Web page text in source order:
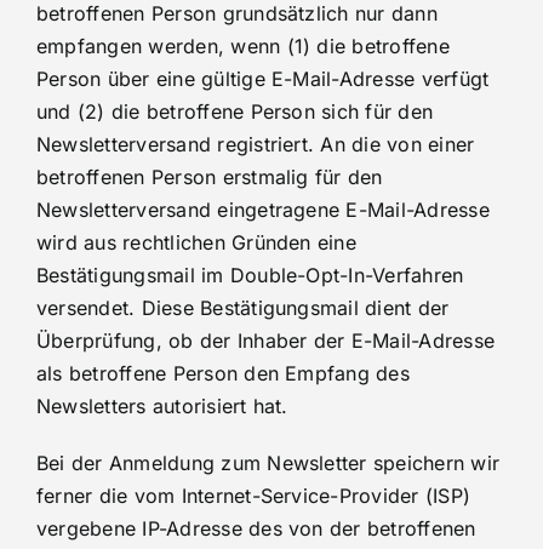
betroffenen Person grundsätzlich nur dann
empfangen werden, wenn (1) die betroffene
Person über eine gültige E-Mail-Adresse verfügt
und (2) die betroffene Person sich für den
Newsletterversand registriert. An die von einer
betroffenen Person erstmalig für den
Newsletterversand eingetragene E-Mail-Adresse
wird aus rechtlichen Gründen eine
Bestätigungsmail im Double-Opt-In-Verfahren
versendet. Diese Bestätigungsmail dient der
Überprüfung, ob der Inhaber der E-Mail-Adresse
als betroffene Person den Empfang des
Newsletters autorisiert hat.
Bei der Anmeldung zum Newsletter speichern wir
ferner die vom Internet-Service-Provider (ISP)
vergebene IP-Adresse des von der betroffenen